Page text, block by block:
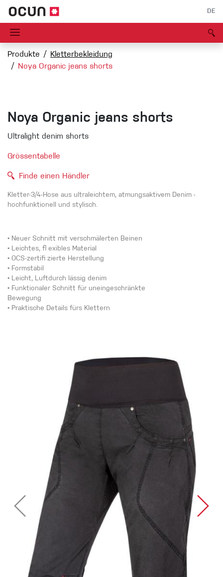
DE
Produkte
Kletterbekleidung
Noya Organic jeans shorts
Noya Organic jeans shorts
Ultralight denim shorts
Grössentabelle
Finde einen Händler
Kletter-3/4-Hose aus ultraleichtem, atmungsaktivem Denim -
hochfunktionell und stylisch.
• Neuer Schnitt mit verschmälerten Beinen
• Leichtes, fl exibles Material
• OCS-zertifi zierte Herstellung
• Formstabil
• Leicht, Luftdurch lässig denim
• Funktionaler Schnitt für uneingeschränkte
Bewegung
• Praktische Details fürs Klettern